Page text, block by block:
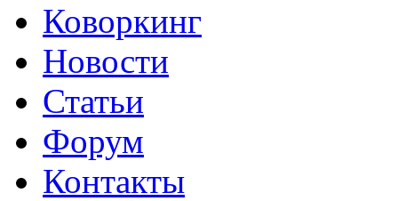
Коворкинг
Новости
Статьи
Форум
Контакты